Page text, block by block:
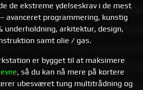
de ekstreme ydelseskrav i de mest
avanceret programmering, kunstig
underholdning, arkitektur, design,
samt olie / gas.
er bygget til at maksimere
, så du kan nå mere på kortere
ubesværet tung multitrådning og